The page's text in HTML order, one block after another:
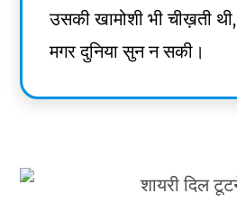
उसकी खामोशी भी चीख़ती थी,
मगर दुनिया सुन न सकी।